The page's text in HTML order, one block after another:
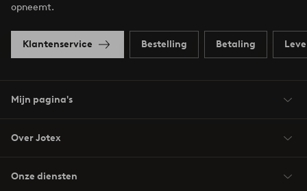
opneemt.
Klantenservice Bestelling Betaling
Mijn pagina's
Over Jotex
Onze diensten